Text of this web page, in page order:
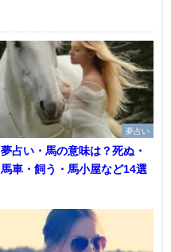
夢占い
夢占い・馬の意味は？死ぬ・
馬車・飼う・馬小屋など14選